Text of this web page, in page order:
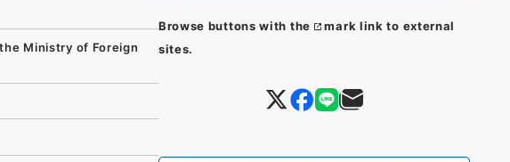
Browse buttons with the
mark link to external
sites.
Ministry of Foreign